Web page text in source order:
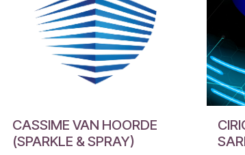
CASSIME VAN HOORDE
(SPARKLE & SPRAY)